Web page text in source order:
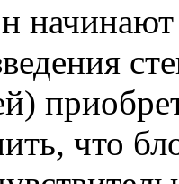
начинают
что